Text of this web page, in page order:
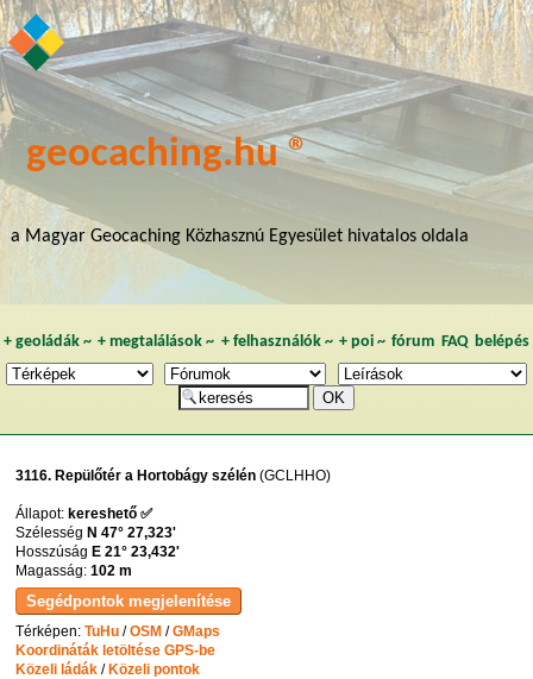
geocaching.hu ®
a Magyar Geocaching Közhasznú Egyesület hivatalos oldala
+ geoládák~ +megtalálások ~ + felhasználók~ + poi~ fórum FAQ belépés
3116. Repülőtér a Hortobágy szélén (GCLHHO)
Állapot:kereshető ✅
SzélességN 47° 27,323'
HosszúságE 21° 23,432'
Magasság:102 m
Térképen:TuHu /OSM /GMaps
Koordináták letöltése GPS-be
Közeli ládák /Közeli pontok